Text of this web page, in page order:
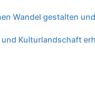
Wandel gestalten
Kulturlandschaft